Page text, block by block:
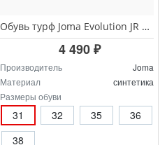
Обувь турф Joma Evolution JR EVJS.2601.TF
4 490 ₽
Производитель
Joma
Материал
синтетика
Размеры обуви
31 32 35
36
38